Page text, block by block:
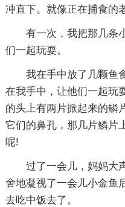
冲直下。就像正在捕食的
有一次，我把那几条
们一起玩耍。
我在手中放了几颗鱼
在我手中，让他们一起玩
的头上有两片掀起来的鳞
它们的鼻孔，那几片鳞片
呢!
过了一会儿，妈妈大
舍地凝视了一会儿小金鱼
去吃中饭去了。